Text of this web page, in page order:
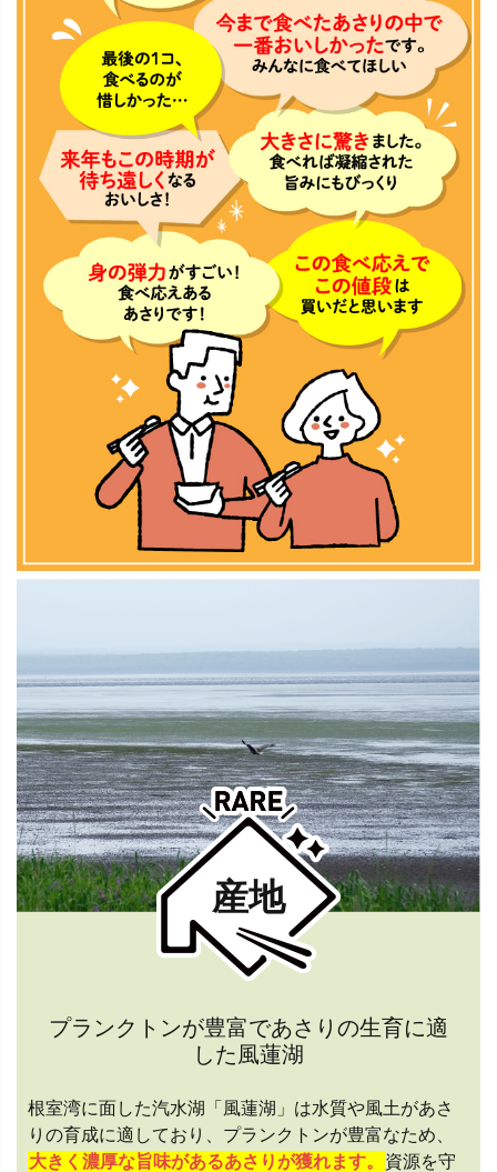
産地
プランクトンが豊富であさりの生育に適
した風蓮湖
根室湾に面した汽水湖「風蓮湖」は水質や風土があさ
りの育成に適しており、プランクトンが豊富なため、
大きく濃厚な旨味があるあさりが獲れます。
資源を守